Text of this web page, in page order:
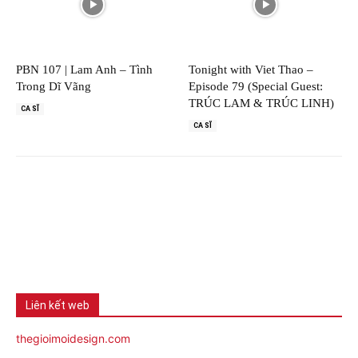
PBN 107 | Lam Anh – Tình
Trong Dĩ Vãng
CA SĨ
Tonight with Viet Thao –
Episode 79 (Special Guest:
TRÚC LAM & TRÚC LINH)
CA SĨ
Liên kết web
thegioimoidesign.com